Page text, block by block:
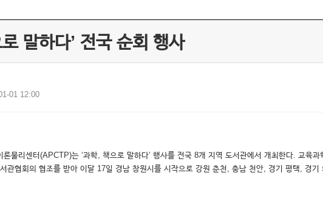
말하다’ 전국 순회 행사
01 12:00
물리센터(APCTP)는 ‘과학, 책으로 말하다’ 행사를 전국 8개 지역 도서관에서 개최한다. 교육
관협회의 협조를 받아 이달 17일 경남 창원시를 시작으로 강원 춘천, 충남 천안, 경기 평택, 경